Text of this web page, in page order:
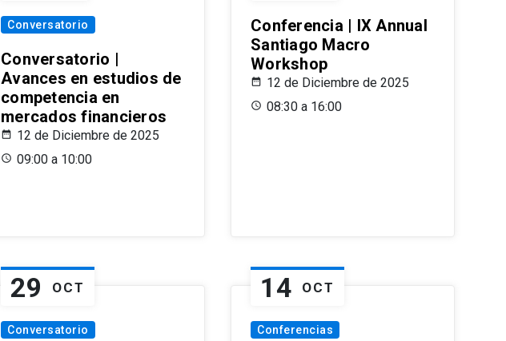
Conversatorio
Conversatorio |
Avances en estudios de
competencia en
mercados financieros
12 de Diciembre de 2025
09:00 a 10:00
Conferencia | IX Annual
Santiago Macro
Workshop
12 de Diciembre de 2025
08:30 a 16:00
29 OCT
Conversatorio
14 OCT
Conferencias